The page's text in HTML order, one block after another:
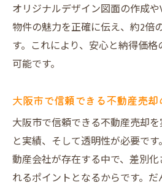
オリジナルデザイン図面の作成や
物件の魅力を正確に伝え、約2倍
す。これにより、安心と納得価
可能です。
大阪市で信頼できる不動産売却
大阪市で信頼できる不動産売却
と実績、そして透明性が必要で
動産会社が存在する中で、差別
れるポイントとなるからです。